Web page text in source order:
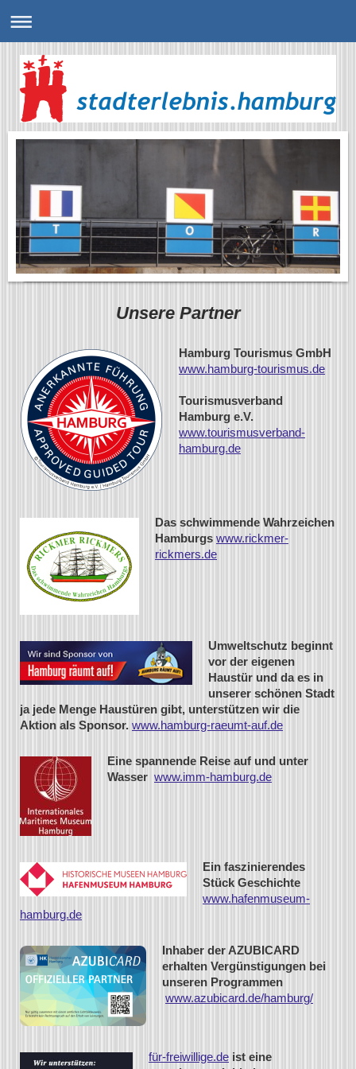
Unsere Partner
Hamburg Tourismus GmbH
www.hamburg-tourismus.de
Tourismusverband
Hamburg e.V.
www.tourismusverband-
hamburg.de
Das schwimmende Wahrzeichen
Hamburgs www.rickmer-
rickmers.de
Umweltschutz beginnt
vor der eigenen
Haustür und da es in
unserer schönen Stadt
ja jede Menge Haustüren gibt, unterstützen wir die
Aktion als Sponsor. www.hamburg-raeumt-auf.de
Eine spannende Reise auf und unter
Wasser www.imm-hamburg.de
Ein faszinierendes
Stück Geschichte
www.hafenmuseum-
hamburg.de
Inhaber der AZUBICARD
erhalten Vergünstigungen bei
unseren Programmen
www.azubicard.de/hamburg/
für-freiwillige.de ist eine